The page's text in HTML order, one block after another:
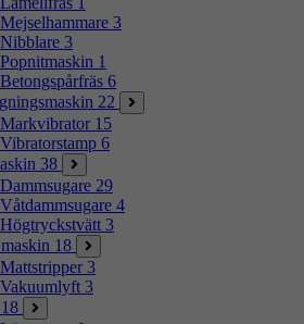
Mejselhammare 3
Nibblare 3
Popnitmaskin 1
Betongspårfräs 6
22
Markvibrator 15
Vibratorstamp 6
38
Dammsugare 29
Våtdammsugare 4
Högtryckstvätt 3
18
Mattstripper 3
Vakuumlyft 3
18